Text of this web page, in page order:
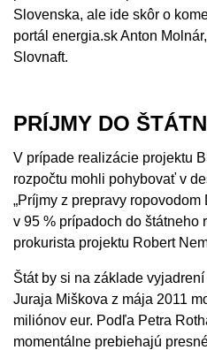
Slovenska, ale ide skôr o
portál energia.sk Anton
Slovnaft.
PRÍJMY DO
V prípade realizácie projektu
rozpočtu mohli pohybovať v
„Príjmy z prepravy
v 95 % prípadoch do štátneho
prokurista projektu Robert
Štát by si na základe
Juraja Miškova z mája 2011
miliónov eur. Podľa Petra
momentálne prebiehajú